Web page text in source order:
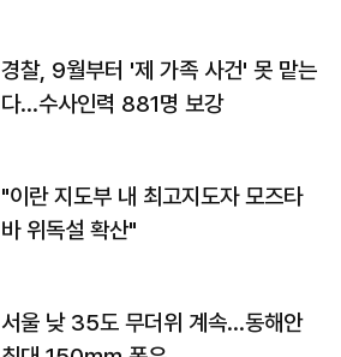
경찰, 9월부터 '제 가족 사건' 못 맡는
다…수사인력 881명 보강
"이란 지도부 내 최고지도자 모즈타
바 위독설 확산"
서울 낮 35도 무더위 계속…동해안